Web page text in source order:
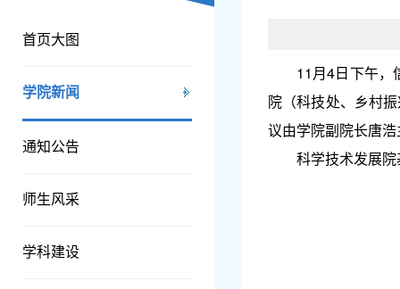
首页大图
学院新闻
通知公告
师生风采
学科建设
11月4日下午，
院（科技处、乡村
议由学院副院长唐
科学技术发展